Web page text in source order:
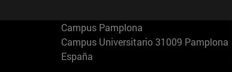
Campus Pamplona
Campus Universitario 31009 Pamplona
España